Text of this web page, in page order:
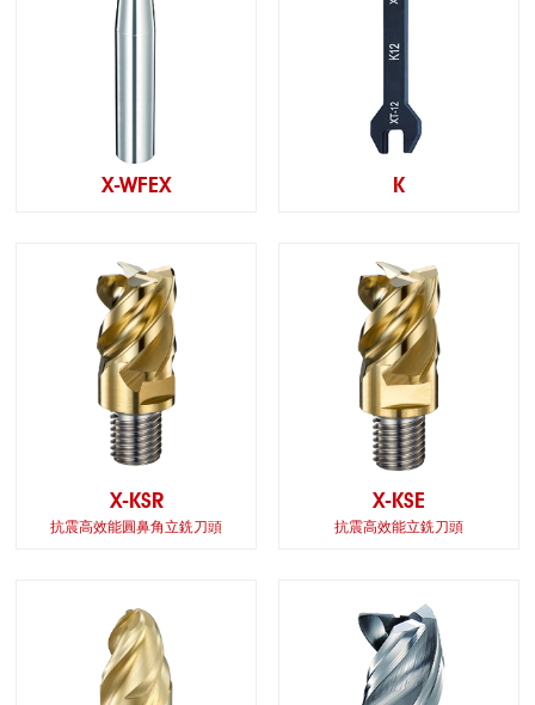
X-WFEX K
X-KSR
抗震高效能圓鼻角立銑刀頭
X-KSE
抗震高效能立銑刀頭